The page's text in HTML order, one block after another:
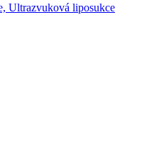
Ultrazvuková liposukce